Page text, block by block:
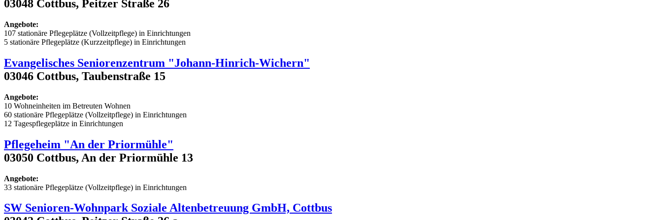
03048 Cottbus, Peitzer Straße 26
Angebote:
107 stationäre Pflegeplätze (Vollzeitpflege) in Einrichtungen
5 stationäre Pflegeplätze (Kurzzeitpflege) in Einrichtungen
Evangelisches Seniorenzentrum "Johann-Hinrich-Wichern"
03046 Cottbus, Taubenstraße 15
Angebote:
10 Wohneinheiten im Betreuten Wohnen
60 stationäre Pflegeplätze (Vollzeitpflege) in Einrichtungen
12 Tagespflegeplätze in Einrichtungen
Pflegeheim "An der Priormühle"
03050 Cottbus, An der Priormühle 13
Angebote:
33 stationäre Pflegeplätze (Vollzeitpflege) in Einrichtungen
SW Senioren-Wohnpark Soziale Altenbetreuung GmbH, Cottbus